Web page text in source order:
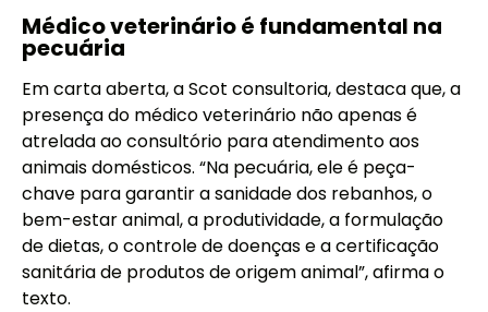
Médico veterinário é fundamental na
pecuária
Em carta aberta, a Scot consultoria, destaca que, a
presença do médico veterinário não apenas é
atrelada ao consultório para atendimento aos
animais domésticos. “Na pecuária, ele é peça-
chave para garantir a sanidade dos rebanhos, o
bem-estar animal, a produtividade, a formulação
de dietas, o controle de doenças e a certificação
sanitária de produtos de origem animal”, afirma o
texto.